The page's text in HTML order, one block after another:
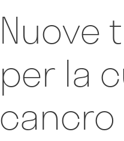
Nuove
per la
cancro